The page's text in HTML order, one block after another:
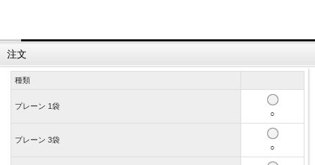
注文
種類
プレーン 1袋
○
プレーン 3袋
○